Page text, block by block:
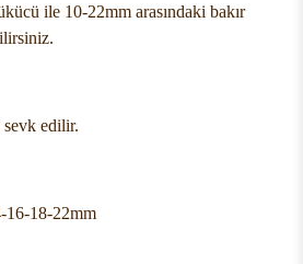
ile 10-22mm arasındaki bakır
edilir.
16-18-22mm